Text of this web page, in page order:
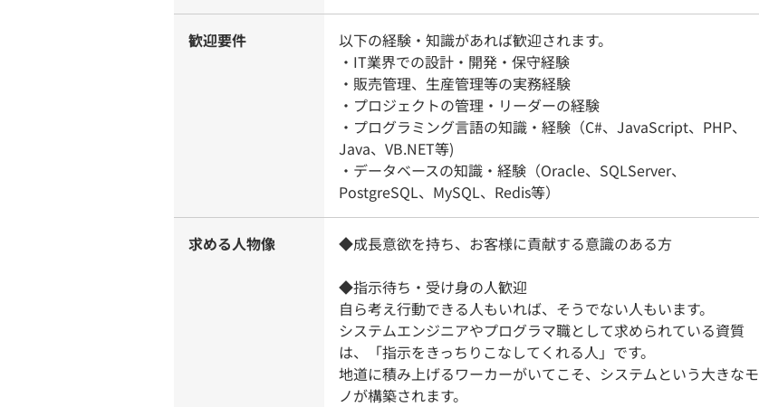
歓迎要件
以下の経験・知識があれば歓迎されます。
・IT業界での設計・開発・保守経験
・販売管理、生産管理等の実務経験
・プロジェクトの管理・リーダーの経験
・プログラミング言語の知識・経験（C#、JavaScript、PHP、
Java、VB.NET等)
・データベースの知識・経験（Oracle、SQLServer、
PostgreSQL、MySQL、Redis等）
求める人物像
◆成長意欲を持ち、お客様に貢献する意識のある方
◆指示待ち・受け身の人歓迎
自ら考え行動できる人もいれば、そうでない人もいます。
システムエンジニアやプログラマ職として求められている資質
は、「指示をきっちりこなしてくれる人」です。
地道に積み上げるワーカーがいてこそ、システムという大きなモ
ノが構築されます。